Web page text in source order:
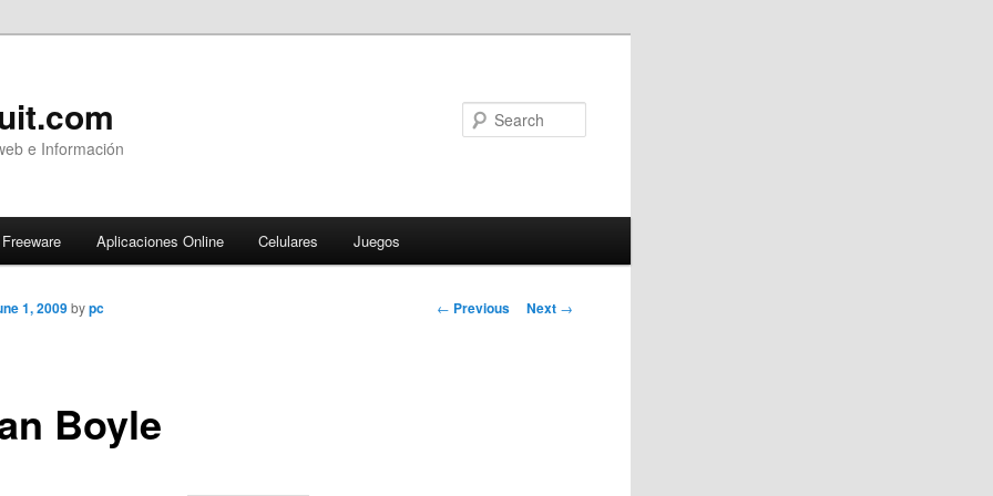
e Información
Freeware Aplicaciones Online Celulares Juegos
Post
← Previous Next →
Boyle
1, 2009 bypc